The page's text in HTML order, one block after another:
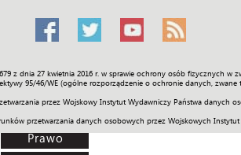
z dnia 27 kwietnia 2016 r. w sprawie ochrony osób fizycznych
95/46/WE (ogólne rozporządzenie o ochronie danych, zwane
przez Wojskowy Instytut Wydawniczy Państwa danych
przetwarzania danych osobowych przez Wojskowych
Sport Historia Galerie Wideo
Prawo